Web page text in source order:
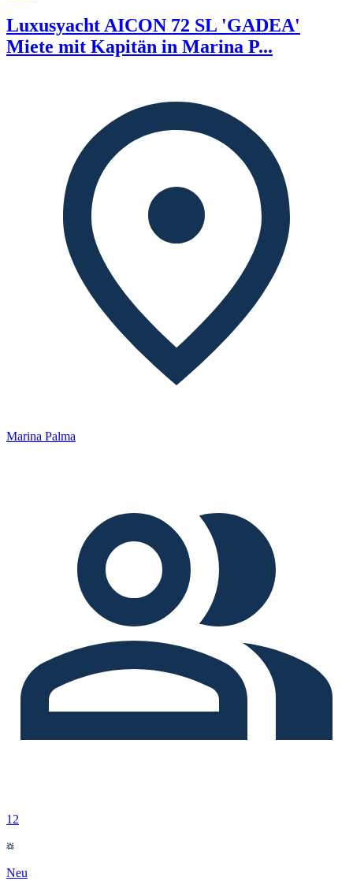
Luxusyacht AICON 72 SL 'GADEA'
Miete mit Kapitän in Marina P...
Marina Palma
12
Neu